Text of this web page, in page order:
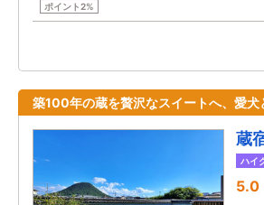
ポイント2%
築100年の蔵を贅沢なスイートへ、愛犬
蔵
ハイ
5.0